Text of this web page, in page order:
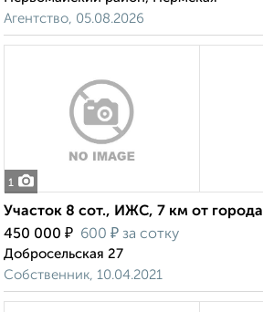
Агентство, 05.08.2026
1
Участок 8 сот., ИЖС, 7 км от города
450 000 ₽ 600 ₽ за сотку
Добросельская 27
Собственник, 10.04.2021